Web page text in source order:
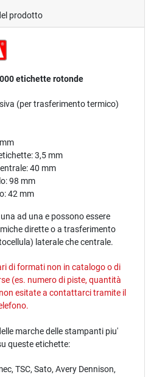
prodotto
etichette rotonde
(per trasferimento termico)
3,5 mm
40 mm
98 mm
42 mm
ad una e possono essere
dirette o a trasferimento
laterale che centrale.
di formati non in catalogo o di
(es. numero di piste, quantità
esitate a contattarci tramite il
marche delle stampanti piu'
queste etichette:
TSC, Sato, Avery Dennison,